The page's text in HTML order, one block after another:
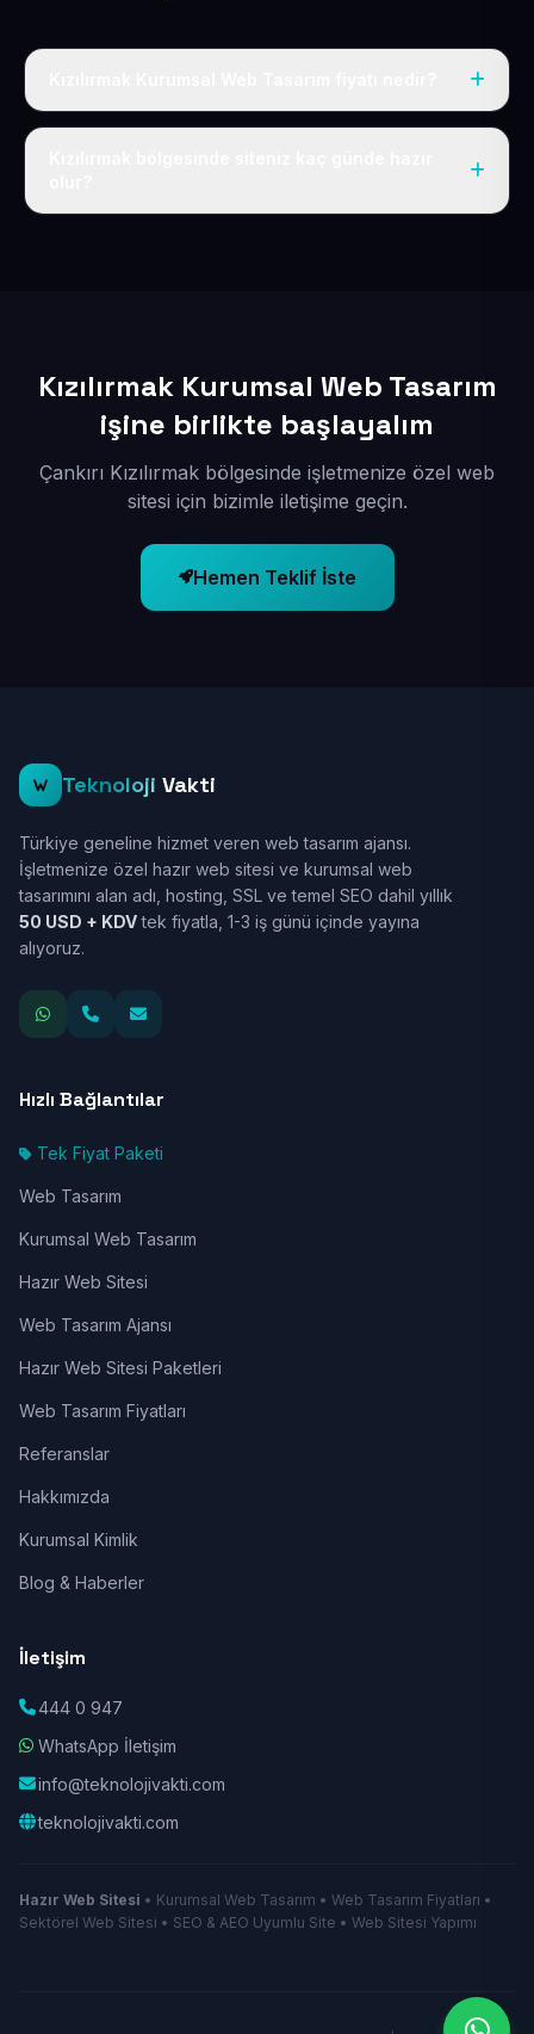
Tek fiyat uygulanır: yıllık 50 USD + KDV. Bu bedele alan
Kızılırmak Kurumsal Web Tasarım
işine birlikte başlayalım
Çankırı Kızılırmak bölgesinde işletmenize özel web
sitesi için bizimle iletişime geçin.
Hemen Teklif İste
Teknoloji Vakti
Türkiye geneline hizmet veren web tasarım ajansı.
İşletmenize özel hazır web sitesi ve kurumsal web
tasarımını alan adı, hosting, SSL ve temel SEO dahil yıllık
50 USD + KDVtek fiyatla, 1-3 iş günü içinde yayına
alıyoruz.
Hızlı Bağlantılar
Tek Fiyat Paketi
Web Tasarım
Kurumsal Web Tasarım
Hazır Web Sitesi
Web Tasarım Ajansı
Hazır Web Sitesi Paketleri
Web Tasarım Fiyatları
Referanslar
Hakkımızda
Kurumsal Kimlik
Blog & Haberler
İletişim
444 0 947
WhatsApp İletişim
info@teknolojivakti.com
teknolojivakti.com
Hazır Web Sitesi • Kurumsal Web Tasarım • Web Tasarım Fiyatları •
Sektörel Web Sitesi • SEO & AEO Uyumlu Site • Web Sitesi Yapımı